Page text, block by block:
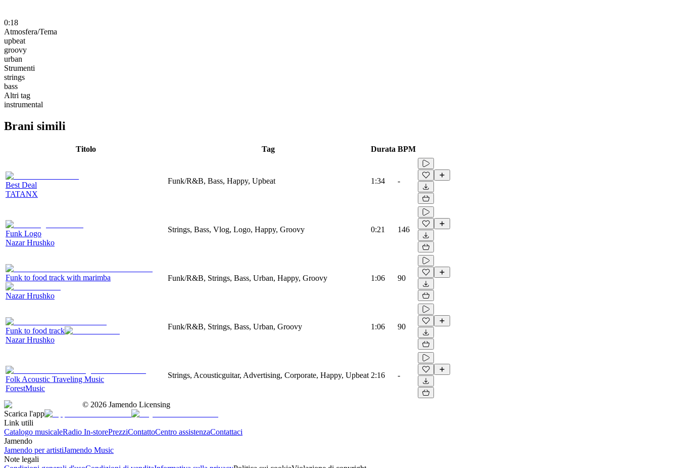
0:18
Atmosfera/Tema
upbeat
groovy
urban
Strumenti
strings
bass
Altri tag
instrumental
Brani simili
Titolo Tag Durata BPM
Best Deal
TATANX
Funk/R&B, Bass, Happy, Upbeat 1:34 -
Funk Logo
Nazar Hrushko
Strings, Bass, Vlog, Logo, Happy, Groovy 0:21 146
Funk to food track with marimba
Nazar Hrushko
Funk/R&B, Strings, Bass, Urban, Happy, Groovy 1:06 90
Funk to food track
Nazar Hrushko
Funk/R&B, Strings, Bass, Urban, Groovy 1:06 90
Folk Acoustic Traveling Music
ForestMusic
Strings, Acousticguitar, Advertising, Corporate, Happy, Upbeat 2:16 -
© 2026 Jamendo Licensing
Scarica l'app
Link utili
Catalogo musicaleRadio In-storePrezziContattoCentro assistenzaContattaci
Jamendo
Jamendo per artistiJamendo Music
Note legali